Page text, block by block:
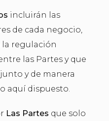
incluirán las
de cada negocio,
la regulación
las Partes y que
y de manera
aquí dispuesto.
Las Partes que solo